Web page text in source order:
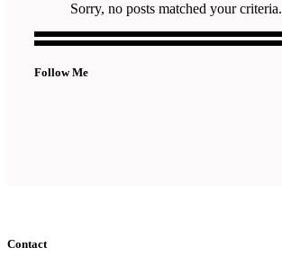
Sorry, no posts matched your criteria.
Follow Me
Contact